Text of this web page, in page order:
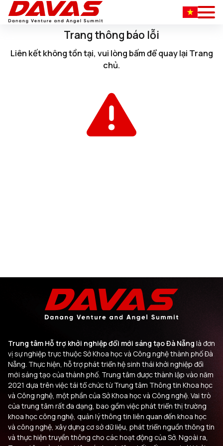
Trang thông báo lỗi
Liên kết không tồn tại, vui lòng bấmđể quay lại Trang
chủ.
Trung tâm Hỗ trợ khởi nghiệp đổi mới sáng tạo Đà Nẵng là đơn
vị sự nghiệp trực thuộc Sở Khoa học và Công nghệ thành phố Đà
Nẵng. Thực hiện, hỗ trợ phát triển hệ sinh thái khởi nghiệp đổi
mới sáng tạo của thành phố. Trung tâm được thành lập vào năm
2021 dựa trên việc tái tổ chức từ Trung tâm Thông tin Khoa học
và Công nghệ, một phần của Sở Khoa học và Công nghệ. Vai trò
của trung tâm rất đa dạng, bao gồm việc phát triển thị trường
khoa học công nghệ, quản lý thông tin liên quan đến khoa học
và công nghệ, xây dựng cơ sở dữ liệu, phát triển nguồn thông tin
và thực hiện truyền thông cho các hoạt động của Sở. Ngoài ra,